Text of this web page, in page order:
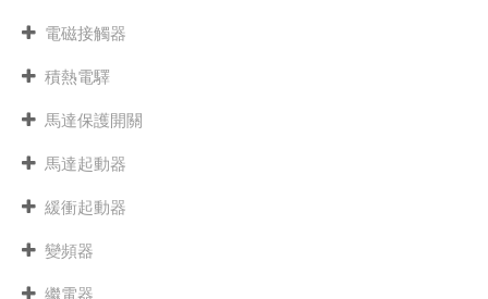
電磁接觸器
積熱電驛
馬達保護開關
馬達起動器
緩衝起動器
變頻器
繼電器